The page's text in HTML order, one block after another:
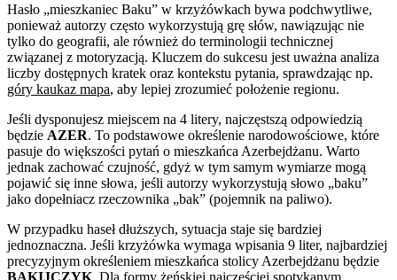
Hasło „mieszkaniec Baku” w krzyżówkach bywa podchwytliwe,
ponieważ autorzy często wykorzystują grę słów, nawiązując nie
tylko do geografii, ale również do terminologii technicznej
związanej z motoryzacją. Kluczem do sukcesu jest uważna analiza
liczby dostępnych kratek oraz kontekstu pytania, sprawdzając np.
góry kaukaz mapa, aby lepiej zrozumieć położenie regionu.
Jeśli dysponujesz miejscem na 4 litery, najczęstszą odpowiedzią
będzie AZER. To podstawowe określenie narodowościowe, które
pasuje do większości pytań o mieszkańca Azerbejdżanu. Warto
jednak zachować czujność, gdyż w tym samym wymiarze mogą
pojawić się inne słowa, jeśli autorzy wykorzystują słowo „baku”
jako dopełniacz rzeczownika „bak” (pojemnik na paliwo).
W przypadku haseł dłuższych, sytuacja staje się bardziej
jednoznaczna. Jeśli krzyżówka wymaga wpisania 9 liter, najbardziej
precyzyjnym określeniem mieszkańca stolicy Azerbejdżanu będzie
BAKIJCZYK . Dla formy żeńskiej najczęściej spotykanym